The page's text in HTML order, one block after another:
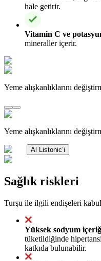
hale getirir.
Vitamin C ve
mineraller içerir.
Yeme alışkanlıklarını
Yeme alışkanlıklarını
Al Listonic’i
Sağlık riskleri
Turşu ile ilgili endişeleri
Yüksek sodyum
tüketildiğinde
katkıda bulunabilir.